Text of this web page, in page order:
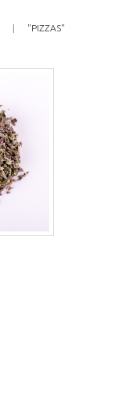
"PIZZAS"